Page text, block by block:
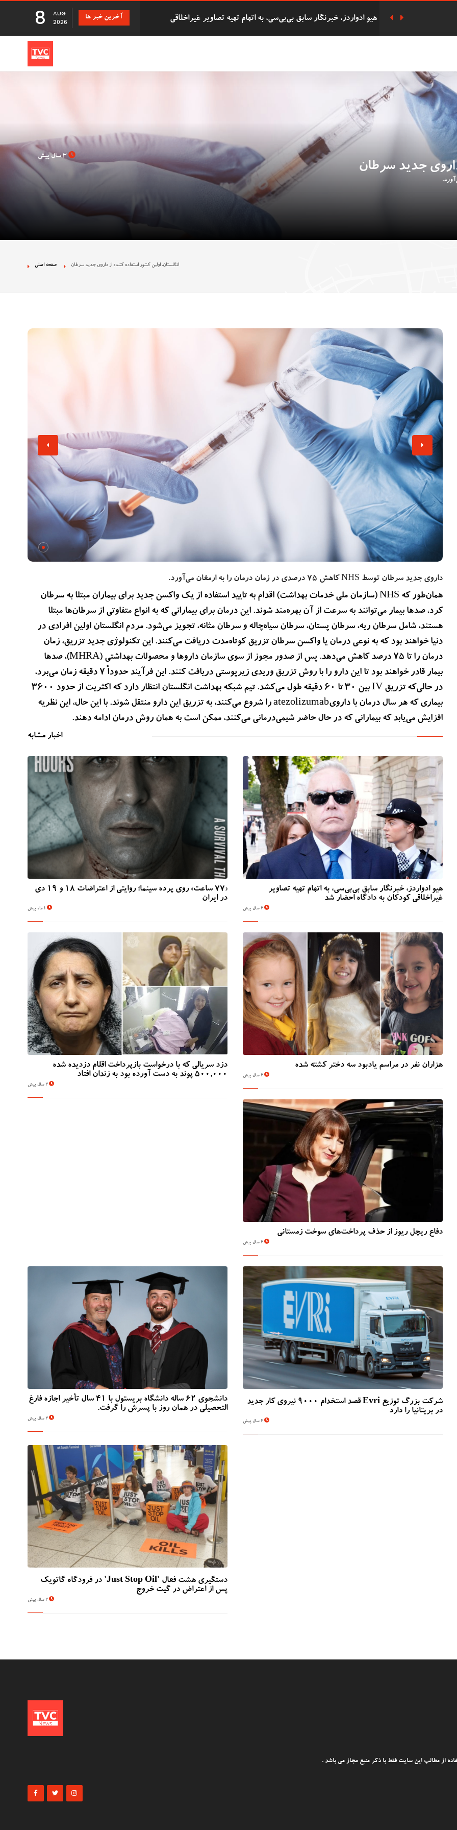
8
AUG
2026
آخرین خبر ها دزد سریالی که با درخواست بازپرداخت اقلام دزدیده شده 500,000
التحصیلی در همان روز با پسرش را گرفت. شرکت بزرگ توزیع Evri قصد استخدام ۹۰۰۰ نیروی کار جدید در
دستگیری هشت فعال 'Just Stop Oil' در فرودگاه گاتویک پس از
انتظار می رود وزیران افزایش دستمزد همه کارکنان بخش دولتی را
هیو ادواردز، خبرنگار سابق بی‌بی‌سی، به اتهام تهیه تصاویر غیراخلاقی
کودکان به دادگاه احضار شد
3 سال پیش
داروی جدید سرطان
صفحه اصلی انگلستان، اولین کشور استفاده کننده از داروی جدید سرطان
داروی جدید سرطان توسط NHS کاهش 75 درصدی در زمان درمان را به ارمغان می‌آورد.
همان‌طور که NHS (سازمان ملی خدمات بهداشت) اقدام به تایید استفاده از یک واکسن جدید برای بیماران مبتلا به سرطان
کرد، صدها بیمار می‌توانند به سرعت از آن بهره‌مند شوند. این درمان برای بیمارانی که به انواع متفاوتی از سرطان‌ها مبتلا
هستند، شامل سرطان ریه، سرطان پستان، سرطان سیاه‌چاله و سرطان مثانه، تجویز می‌شود. مردم انگلستان اولین افرادی در
دنیا خواهند بود که به نوعی درمان یا واکسن سرطان تزریق کوتاه‌مدت دریافت می‌کنند. این تکنولوژی جدید تزریق، زمان
درمان را تا ۷۵ درصد کاهش می‌دهد. پس از صدور مجوز از سوی سازمان داروها و محصولات بهداشتی (MHRA)، صدها
بیمار قادر خواهند بود تا این دارو را با روش تزریق وریدی زیرپوستی دریافت کنند. این فرآیند حدوداً ۷ دقیقه زمان می‌برد،
در حالی‌که تزریق IV بین ۳۰ تا ۶۰ دقیقه طول می‌کشد. تیم شبکه بهداشت انگلستان انتظار دارد که اکثریت از حدود ۳۶۰۰
بیماری که هر سال درمان با دارویat‌ezo‌lizumab را شروع می‌کنند، به تزریق این دارو منتقل شوند. با این حال، این نظریه
افزایش می‌یابد که بیمارانی که در حال حاضر شیمی‌درمانی می‌کنند، ممکن است به همان روش درمان ادامه دهند.
اخبار مشابه
«۷۷ ساعت» روی پرده سینما؛ روایتی از اعتراضات ۱۸ و ۱۹ دی
در ایران
هیو ادواردز، خبرنگار سابق بی‌بی‌سی، به اتهام تهیه تصاویر
غیراخلاقی کودکان به دادگاه احضار شد
2 سال پیش
دزد سریالی که با درخواست بازپرداخت اقلام دزدیده شده
500,000 پوند به دست آورده بود به زندان افتاد
2 سال پیش
هزاران نفر در مراسم یادبود سه دختر کشته شده
2 سال پیش
دفاع ریچل ریوز از حذف پرداخت‌های سوخت زمستانی
2 سال پیش
دانشجوی 62 ساله دانشگاه بریستول با 41 سال تأخیر اجازه فارغ
التحصیلی در همان روز با پسرش را گرفت.
2 سال پیش
شرکت بزرگ توزیع Evri قصد استخدام ۹۰۰۰ نیروی کار جدید
در بریتانیا را دارد
2 سال پیش
دستگیری هشت فعال 'Just Stop Oil' در فرودگاه گاتویک
پس از اعتراض در گیت خروج
2 سال پیش
بیشتر بخوانید
دزدیده شدن اطلاعات بیماران NHS انگلستان در حمله
سایبری تایید شد
از مطالب این سایت فقط با ذکر منبع مجاز می باشد .